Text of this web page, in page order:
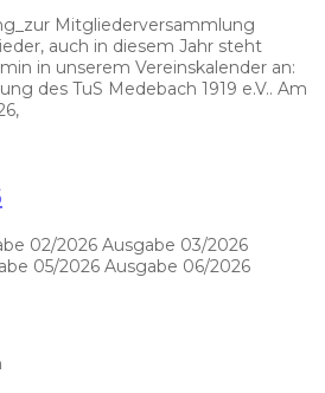
Mitgliederversammlung
auch in diesem Jahr steht
in unserem Vereinskalender an:
des TuS Medebach 1919 e.V.. Am
02/2026 Ausgabe 03/2026
05/2026 Ausgabe 06/2026